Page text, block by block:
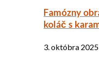
Famózny
koláč s
3. októbra 2025